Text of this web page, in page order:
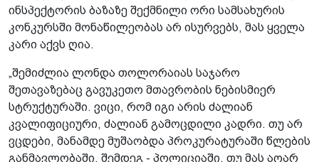
ინსპექტორის ბაზაზე შექმნილი ორი სამსახურის
კონკურსში მონაწილეობას არ ისურვებს, მას ყველა
კარი აქვს ღია.
„შემიძლია ლონდა თოლორაიას საჯარო
შეთავაზებაც გავუკეთო მთავრობის ნებისმიერ
სტრუქტურაში. ვიცი, რომ იგი არის ძალიან
კვალიფიციური, ძალიან გამოცდილი კადრი. თუ არ
ვცდები, მანამდე მუშაობდა პროკურატურაში წლების
განმავლობაში, შემდეგ - პოლიციაში. თუ მას აღარ